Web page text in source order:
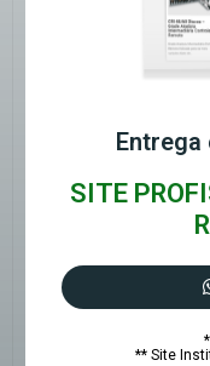
Entrega
SITE
** Site